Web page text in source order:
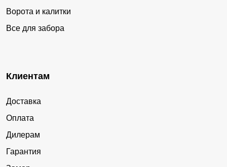
Ворота и калитки
Все для забора
Клиентам
Доставка
Оплата
Дилерам
Гарантия